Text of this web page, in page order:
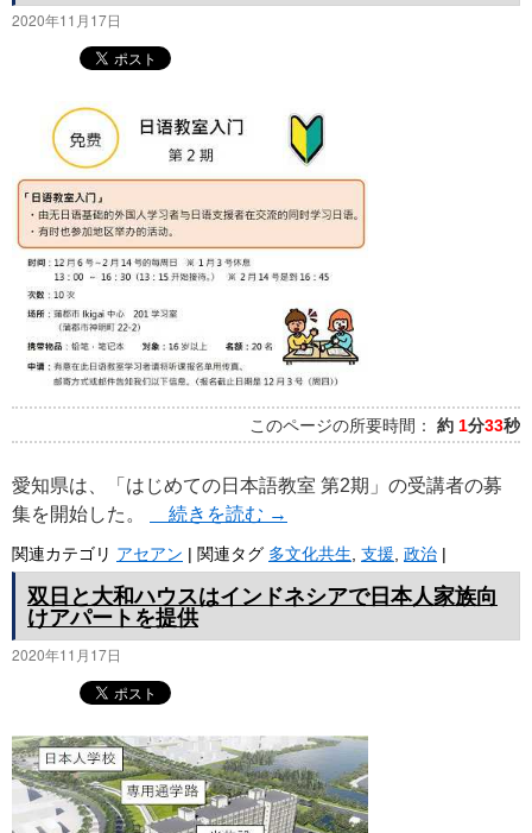
2020年11月17日
このページの所要時間： 約 1分33秒
愛知県は、「はじめての日本語教室 第2期」の受講者の募
集を開始した。
続きを読む →
関連カテゴリ アセアン | 関連タグ 多文化共生, 支援, 政治 |
双日と大和ハウスはインドネシアで日本人家族向
けアパートを提供
2020年11月17日